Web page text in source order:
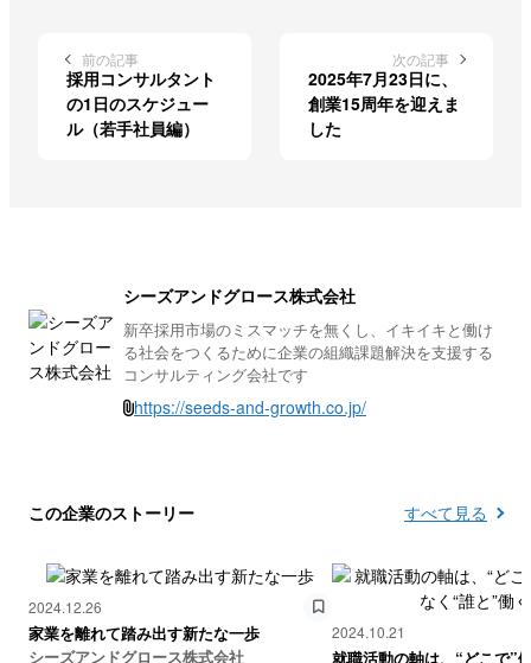
前の記事
採用コンサルタント
の1日のスケジュー
ル（若手社員編）
次の記事
2025年7月23日に、
創業15周年を迎えま
した
シーズアンドグロース株式会社
新卒採用市場のミスマッチを無くし、イキイキと働け
る社会をつくるために企業の組織課題解決を支援する
コンサルティング会社です
https://seeds-and-growth.co.jp/
この企業のストーリー すべて見る
2024.12.26
家業を離れて踏み出す新たな一歩
シーズアンドグロース株式会社
2024.10.21
就職活動の軸は、“どこで”